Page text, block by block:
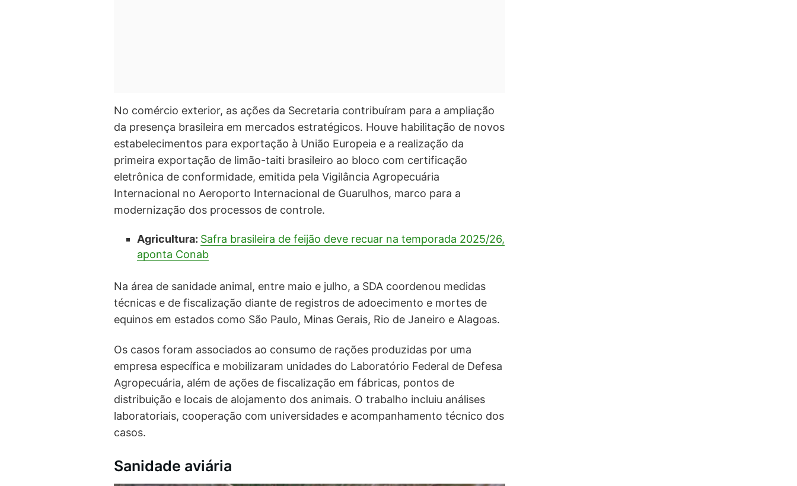
No comércio exterior, as ações da Secretaria contribuíram para a ampliação
da presença brasileira em mercados estratégicos. Houve habilitação de novos
estabelecimentos para exportação à União Europeia e a realização da
primeira exportação de limão-taiti brasileiro ao bloco com certificação
eletrônica de conformidade, emitida pela Vigilância Agropecuária
Internacional no Aeroporto Internacional de Guarulhos, marco para a
modernização dos processos de controle.
Agricultura: Safra brasileira de feijão deve recuar na temporada 2025/26,
aponta Conab
Na área de sanidade animal, entre maio e julho, a SDA coordenou medidas
técnicas e de fiscalização diante de registros de adoecimento e mortes de
equinos em estados como São Paulo, Minas Gerais, Rio de Janeiro e Alagoas.
Os casos foram associados ao consumo de rações produzidas por uma
empresa específica e mobilizaram unidades do Laboratório Federal de Defesa
Agropecuária, além de ações de fiscalização em fábricas, pontos de
distribuição e locais de alojamento dos animais. O trabalho incluiu análises
laboratoriais, cooperação com universidades e acompanhamento técnico dos
casos.
Sanidade aviária